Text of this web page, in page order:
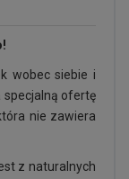
wobec siebie i
specjalną ofertę
nie zawiera
z naturalnych